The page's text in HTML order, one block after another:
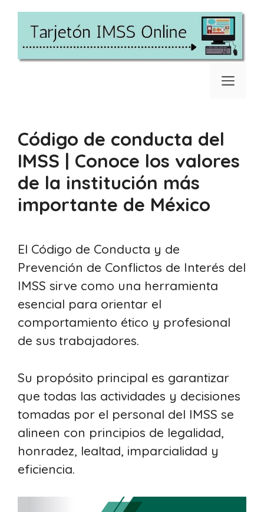
Saltar
contenido
Código de conducta del
IMSS | Conoce los valores
de la institución más
importante de México
El Código de Conducta y de
Prevención de Conflictos de Interés del
IMSS sirve como una herramienta
esencial para orientar el
comportamiento ético y profesional
de sus trabajadores.
Su propósito principal es garantizar
que todas las actividades y decisiones
tomadas por el personal del IMSS se
alineen con principios de legalidad,
honradez, lealtad, imparcialidad y
eficiencia.